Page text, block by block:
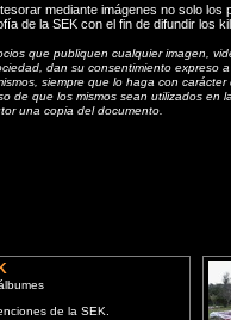
mediante imágenes no solo
de la SEK con el fin de difundir los
que publiquen cualquier imagen,
dan su consentimiento expreso
siempre que lo haga con
de que los mismos sean utilizados en
una copia del documento.
de la SEK.